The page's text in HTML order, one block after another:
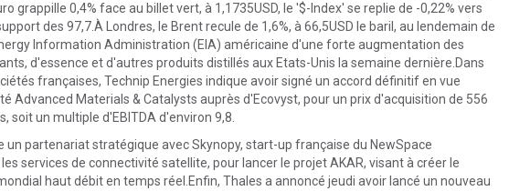
grappille 0,4% face au billet vert, à 1,1735USD, le '$-Index' se replie de -0,22% vers
des 97,7.À Londres, le Brent recule de 1,6%, à 66,5USD le baril, au lendemain de
Information Administration (EIA) américaine d'une forte augmentation des
d'essence et d'autres produits distillés aux Etats-Unis la semaine dernière.Dans
françaises, Technip Energies indique avoir signé un accord définitif en vue
Advanced Materials & Catalysts auprès d'Ecovyst, pour un prix d'acquisition de 556
soit un multiple d'EBITDA d'environ 9,8.
un partenariat stratégique avec Skynopy, start-up française du NewSpace
services de connectivité satellite, pour lancer le projet AKAR, visant à créer le
haut débit en temps réel.Enfin, Thales a annoncé jeudi avoir lancé un nouveau